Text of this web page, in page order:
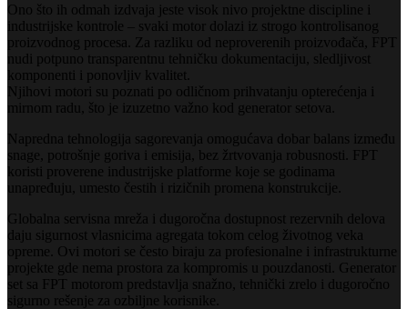
Ono što ih odmah izdvaja jeste visok nivo projektne discipline i
industrijske kontrole – svaki motor dolazi iz strogo kontrolisanog
proizvodnog procesa. Za razliku od neproverenih proizvođača, FPT
nudi potpuno transparentnu tehničku dokumentaciju, sledljivost
komponenti i ponovljiv kvalitet.
Njihovi motori su poznati po odličnom prihvatanju opterećenja i
mirnom radu, što je izuzetno važno kod generator setova.
Napredna tehnologija sagorevanja omogućava dobar balans između
snage, potrošnje goriva i emisija, bez žrtvovanja robusnosti. FPT
koristi proverene industrijske platforme koje se godinama
unapređuju, umesto čestih i rizičnih promena konstrukcije.
Globalna servisna mreža i dugoročna dostupnost rezervnih delova
daju sigurnost vlasnicima agregata tokom celog životnog veka
opreme. Ovi motori se često biraju za profesionalne i infrastrukturne
projekte gde nema prostora za kompromis u pouzdanosti. Generator
set sa FPT motorom predstavlja snažno, tehnički zrelo i dugoročno
sigurno rešenje za ozbiljne korisnike.